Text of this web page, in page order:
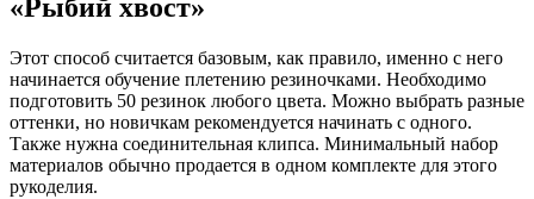
«Рыбий хвост»
Этот способ считается базовым, как правило, именно с него
начинается обучение плетению резиночками. Необходимо
подготовить 50 резинок любого цвета. Можно выбрать разные
оттенки, но новичкам рекомендуется начинать с одного.
Также нужна соединительная клипса. Минимальный набор
материалов обычно продается в одном комплекте для этого
рукоделия.